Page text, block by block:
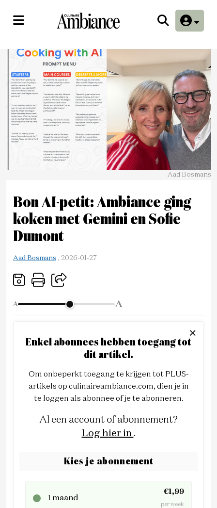
Aad Bosmans
Bon AI-petit: Ambiance ging
koken met Gemini en Sofie
Dumont
Aad Bosmans , 2026-01-27
A A
Enkel abonnees hebben toegang tot
dit artikel.
Om onbeperkt toegang te krijgen tot PLUS-
artikels op culinaireambiance.com, dien je in
te loggen als abonnee of je te abonneren.
Al een account of abonnement?
Log hier in .
Kies je abonnement
1 maand
€1,99
per week